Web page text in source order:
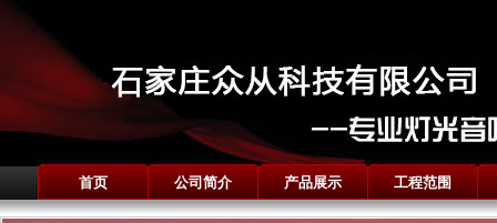
首页 公司简介 产品展示 工程范围